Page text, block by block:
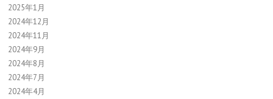
2025年1月
2024年12月
2024年11月
2024年9月
2024年8月
2024年7月
2024年4月